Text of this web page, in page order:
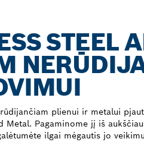
STEEL
plienui ir metalui
Metal. Pagaminome jį iš
ilgai mėgautis jo